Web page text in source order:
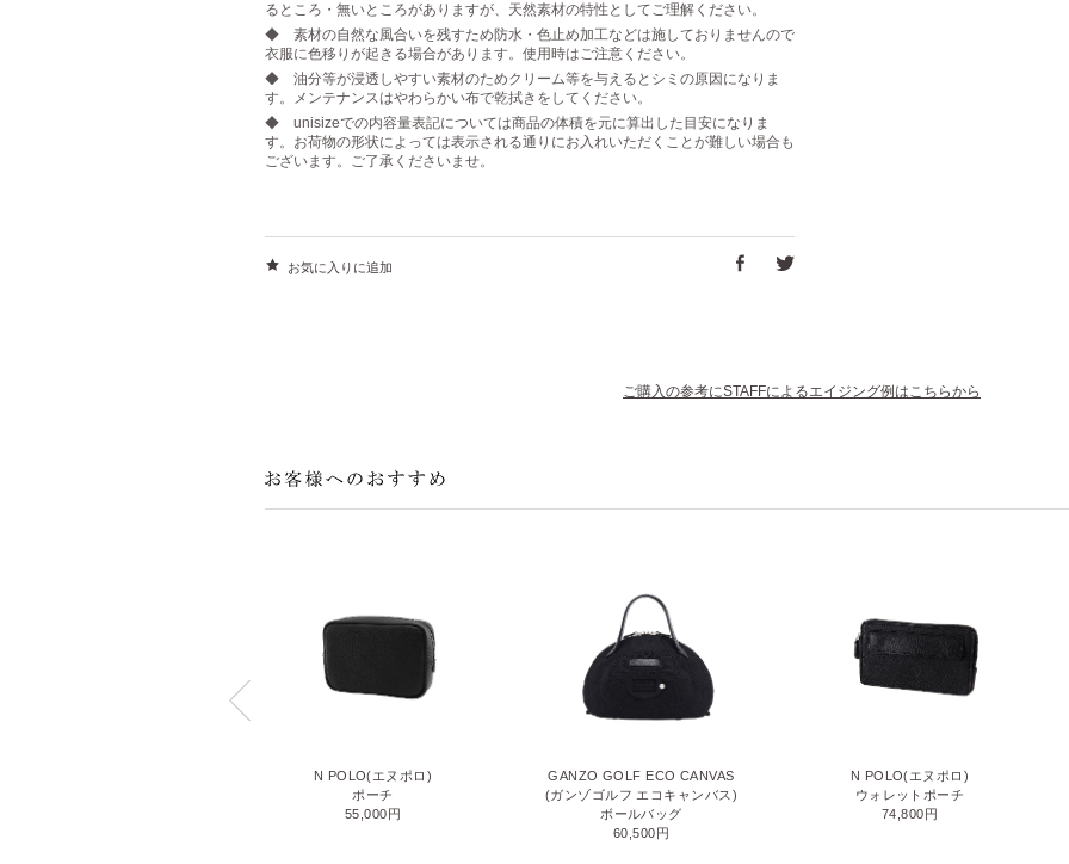
るところ・無いところがありますが、天然素材の特性としてご理解ください。
◆ 素材の自然な風合いを残すため防水・色止め加工などは施しておりませんので
衣服に色移りが起きる場合があります。使用時はご注意ください。
◆ 油分等が浸透しやすい素材のためクリーム等を与えるとシミの原因になりま
す。メンテナンスはやわらかい布で乾拭きをしてください。
◆ unisizeでの内容量表記については商品の体積を元に算出した目安になりま
す。お荷物の形状によっては表示される通りにお入れいただくことが難しい場合も
ございます。ご了承くださいませ。
お気に入りに追加
ご購入の参考にSTAFFによるエイジング例はこちらから
N POLO(エヌポロ)
ポーチ
55,000円
GANZO GOLF ECO CANVAS
(ガンゾゴルフ エコキャンバス)
ボールバッグ
60,500円
N POLO(エヌポロ)
ウォレットポーチ
74,800円